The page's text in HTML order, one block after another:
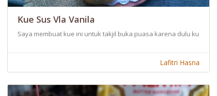
Kue Sus Vla Vanila
Saya membuat kue ini untuk takjil buka puasa karena dulu kue
Lafitri Hasna